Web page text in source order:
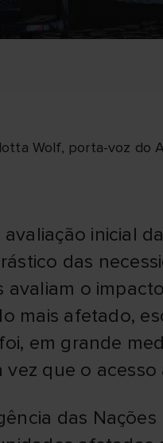
Wolf, porta-voz do
avaliação inicial
das
avaliam o
mais afetado,
em grande
vez que o
das